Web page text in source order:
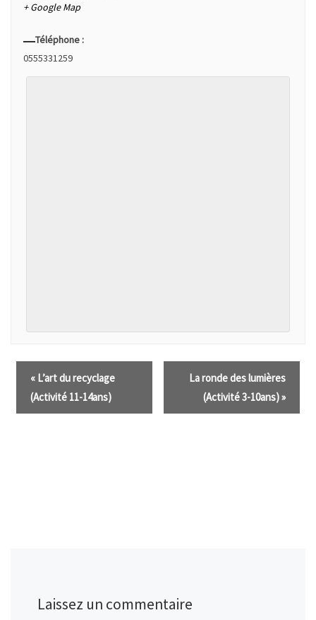
+ Google Map
Téléphone :
0555331259
« L’art du recyclage
(Activité 11-14ans)
La ronde des lumières
(Activité 3-10ans)»
Laissez un commentaire